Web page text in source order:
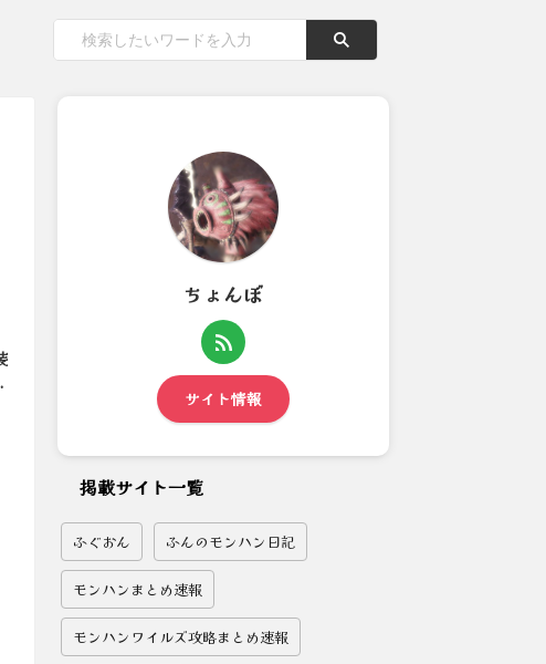
【モンハンワイルズ】ヌエグド
ラ全然面白くないんだが…
ちょんぼ
サイト情報
掲載サイト一覧
ふぐおん ふんのモンハン日記
モンハンまとめ速報
モンハンワイルズ攻略まとめ速報